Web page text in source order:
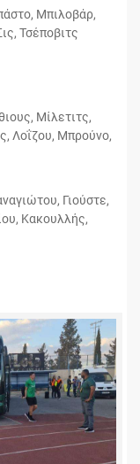
Μπιλοβάρ,
Τσέποβιτς
Μίλετιτς,
Λοΐζου, Μπρούνο,
Γιούστε,
Κακουλλής,